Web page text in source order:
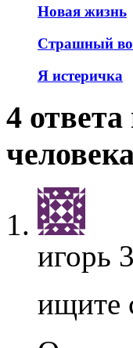
Новая жизнь
Страшный
Я истеричка
4
игорь
ищите